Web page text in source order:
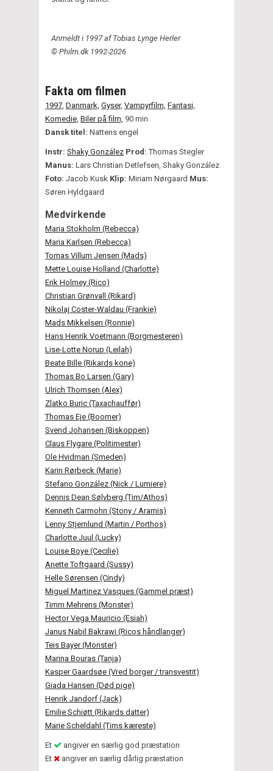
Anmeldt i 1997 af Tobias Lynge Herler
© Philm.dk 1992-2026
Fakta om filmen
1997 Danmark, Gyser, Vampyrfilm, Fantasi,
Komedie, Biler på film, 90 min.
Dansk titel: Nattens engel
Instr: Shaky González Prod: Thomas Stegler
Manus: Lars Christian Detlefsen, Shaky González
Foto: Jacob Kusk Klip: Miriam Nørgaard Mus:
Søren Hyldgaard
Medvirkende
Maria Stokholm (Rebecca)
Maria Karlsen (Rebecca)
Tomas Villum Jensen (Mads)
Mette Louise Holland (Charlotte)
Erik Holmey (Rico)
Christian Grønvall (Rikard)
Nikolaj Coster-Waldau (Frankie)
Mads Mikkelsen (Ronnie)
Hans Henrik Voetmann (Borgmesteren)
Lise-Lotte Norup (Leilah)
Beate Bille (Rikards kone)
Thomas Bo Larsen (Gary)
Ulrich Thomsen (Alex)
Zlatko Buric (Taxachauffør)
Thomas Eje (Boomer)
Svend Johansen (Biskoppen)
Claus Flygare (Politimester)
Ole Hvidman (Smeden)
Karin Rørbeck (Marie)
Stefano González (Nick / Lumiere)
Dennis Dean Sølvberg (Tim/Athos)
Kenneth Carmohn (Stony / Aramis)
Lenny Stjernlund (Martin / Porthos)
Charlotte Juul (Lucky)
Louise Boye (Cecilie)
Anette Toftgaard (Sussy)
Helle Sørensen (Cindy)
Miguel Martinez Vasques (Gammel præst)
Timm Mehrens (Monster)
Hector Vega Mauricio (Esiah)
Janus Nabil Bakrawi (Ricos håndlanger)
Teis Bayer (Monster)
Marina Bouras (Tanja)
Kasper Gaardsøe (Vred borger / transvestit)
Giada Hansen (Død pige)
Henrik Jandorf (Jack)
Emilie Schiøtt (Rikards datter)
Marie Scheldahl (Tims kæreste)
Et
angiver en særlig god præstation
Et
angiver en særlig dårlig præstation